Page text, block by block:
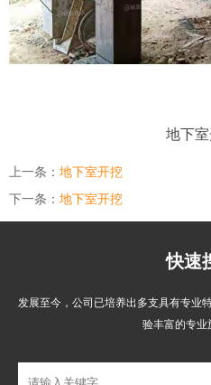
地下
上一条： 地下室开挖
下一条： 地下室开挖
快速
发展至今，公司已培养出多支具有专业
验丰富的专业